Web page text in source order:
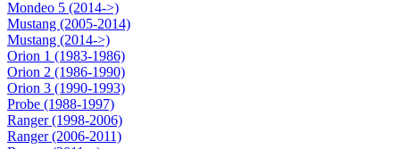
Mondeo 5 (2014->)
Mustang (2005-2014)
Mustang (2014->)
Orion 1 (1983-1986)
Orion 2 (1986-1990)
Orion 3 (1990-1993)
Probe (1988-1997)
Ranger (1998-2006)
Ranger (2006-2011)